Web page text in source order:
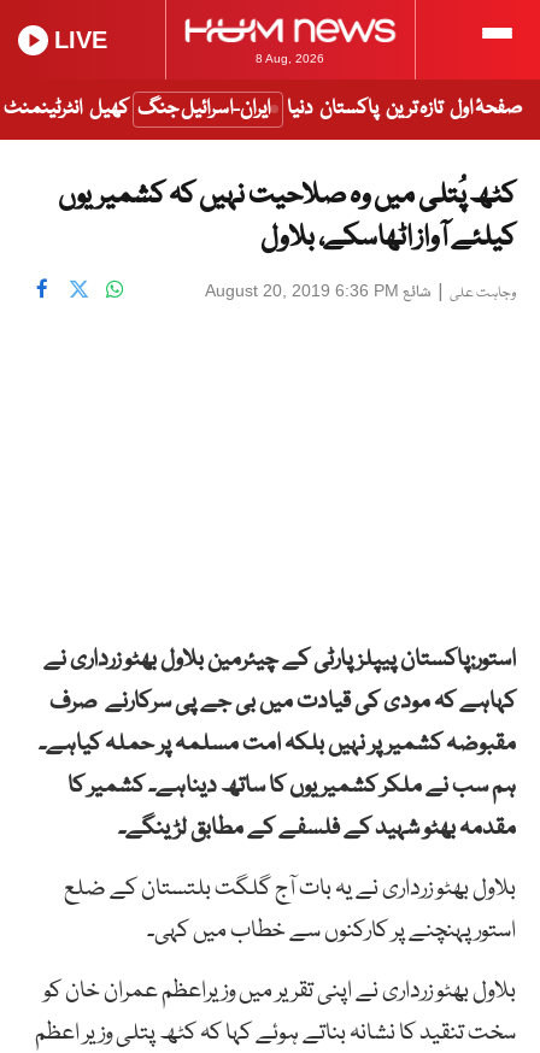
8 Aug, 2026
LIVE
صفحۂ اول تازہ ترین پاکستان دنیا ایران-اسرائیل جنگ کھیل انٹرٹینمنٹ
کٹھ پُتلی میں وہ صلاحیت نہیں کہ کشمیریوں
کیلئے آواز اٹھاسکے، بلاول
وجاہت علی | شائع August 20, 2019 6:36 PM
استور:پاکستان پیپلزپارٹی کے چیئرمین بلاول بھٹو زرداری نے
کہاہے کہ مودی کی قیادت میں بی جے پی سرکارنے صرف
مقبوضہ کشمیر پر نہیں بلکہ امت مسلمہ پر حملہ کیاہے۔
ہم سب نے ملکر کشمیریوں کا ساتھ دیناہے۔ کشمیر کا
مقدمہ بھٹو شہید کے فلسفے کے مطابق لڑینگے۔
بلاول بھٹو زرداری نے یہ بات آج گلگت بلتستان کے ضلع
استور پہنچنے پر کارکنوں سے خطاب میں کہی۔
بلاول بھٹو زرداری نے اپنی تقریر میں وزیراعظم عمران خان کو
سخت تنقید کا نشانہ بناتے ہوئے کہا کہ کٹھ پتلی وزیر اعظم